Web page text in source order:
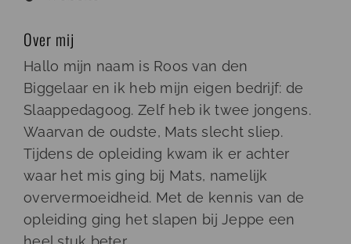
Over mij
Hallo mijn naam is Roos van den
Biggelaar en ik heb mijn eigen bedrijf: de
Slaappedagoog. Zelf heb ik twee jongens.
Waarvan de oudste, Mats slecht sliep.
Tijdens de opleiding kwam ik er achter
waar het mis ging bij Mats, namelijk
oververmoeidheid. Met de kennis van de
opleiding ging het slapen bij Jeppe een